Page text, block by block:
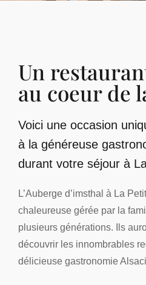
Un
au coeur de
Voici une occasion
à la généreuse
durant votre séjour à
L’Auberge d’imsthal à La
chaleureuse gérée par la
plusieurs générations. Ils
découvrir les innombrables
délicieuse gastronomie